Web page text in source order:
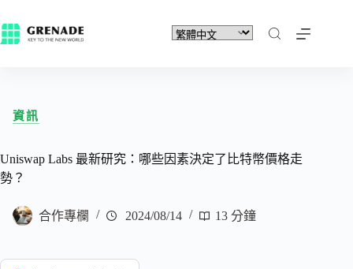
資訊
Uniswap Labs 最新研究：哪些因素決定了比特幣價格走
勢？
合作專欄 2024/08/14 13 分鐘